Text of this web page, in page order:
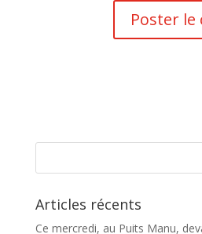
Articles récents
Ce mercredi, au Puits Manu,